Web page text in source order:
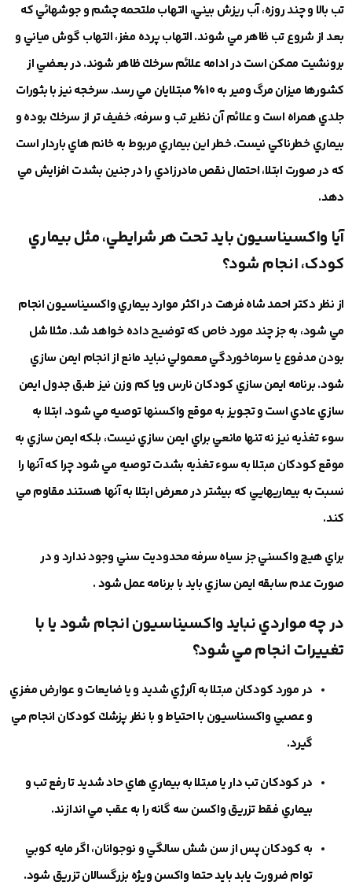
تب بالا و چند روزه، آب ريزش بيني، التهاب ملتحمه چشم و جوشهائي كه
بعد از شروع تب ظاهر مي شوند. التهاب پرده مغز، التهاب گوش مياني و
برونشيت ممكن است در ادامه علائم سرخك ظاهر شوند. در بعضي از
كشورها ميزان مرگ ومير به 10% مبتلايان مي رسد. سرخجه نيز با بثورات
جلدي همراه است و علائم آن نظير تب و سرفه، خفيف تر از سرخك بوده و
بيماري خطرناكي نيست. خطر اين بيماري مربوط به خانم هاي باردار است
كه در صورت ابتلا، احتمال نقص مادرزادي را در جنين بشدت افزايش مي
دهد.
آيا واكسيناسيون بايد تحت هر شرايطي، مثل بيماري
كودک، انجام شود؟
از نظر دکتر احمد شاه فرهت در اكثر موارد بيماري واكسيناسيون انجام
مي شود، به جز چند مورد خاص كه توضيح داده خواهد شد. مثلا شل
بودن مدفوع يا سرماخوردگي معمولي نبايد مانع از انجام ايمن سازي
شود. برنامه ايمن سازي كودكان نارس ويا كم وزن نيز طبق جدول ايمن
سازي عادي است و تجويز به موقع واكسنها توصيه مي شود. ابتلا به
سوء تغذيه نيز نه تنها مانعي براي ايمن سازي نيست، بلكه ايمن سازي به
موقع كودكان مبتلا به سوء تغذيه بشدت توصيه مي شود چرا كه آنها را
نسبت به بيماريهايي كه بيشتر در معرض ابتلا به آنها هستند مقاوم مي
كند.
براي هيچ واكسني جز سياه سرفه محدوديت سني وجود ندارد و در
صورت عدم سابقه ايمن سازي بايد با برنامه عمل شود .
در چه مواردي نبايد واكسيناسيون انجام شود يا با
تغييرات انجام مي شود؟
در مورد كودكان مبتلا به آلرژي شديد و يا ضايعات و عوارض مغزي
و عصبي واكسناسيون با احتياط و با نظر پزشك كودكان انجام مي
گيرد.
در كودكان تب دار يا مبتلا به بيماري هاي حاد شديد تا رفع تب و
بيماري فقط تزريق واكسن سه گانه را به عقب مي اندازند.
به كودكان پس از سن شش سالگي و نوجوانان، اگر مايه كوبي
توام ضرورت يابد بايد حتما واكسن ويژه بزرگسالان تزريق شود.